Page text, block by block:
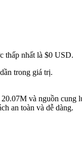
thấp nhất là $0 USD.
trong giá trị.
và nguồn cung
an toàn và dễ dàng.